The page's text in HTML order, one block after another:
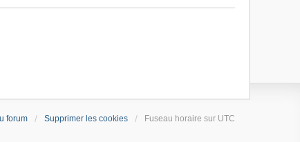
forum Supprimer les cookies Fuseau horaire sur UTC